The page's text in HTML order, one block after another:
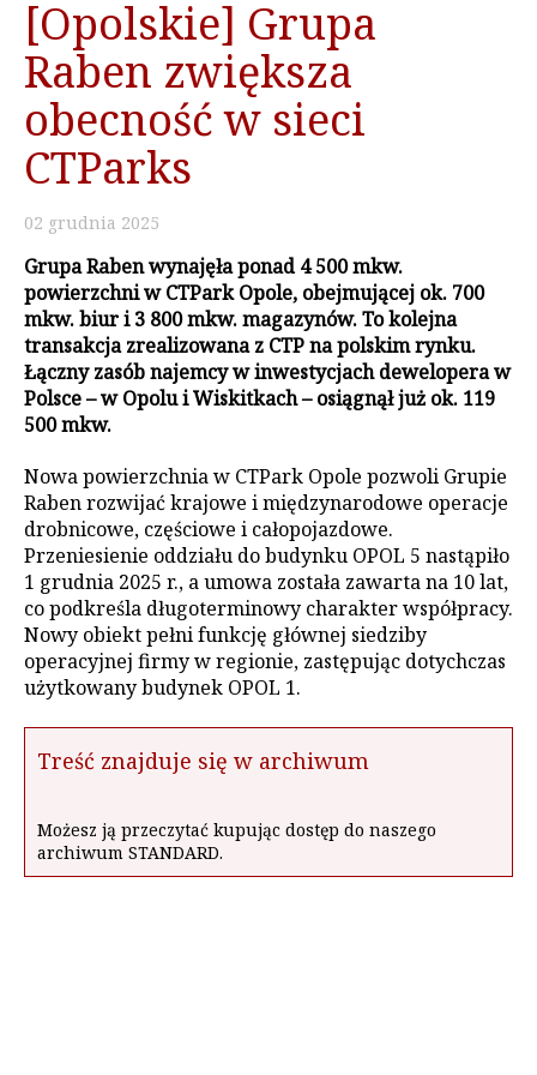
[Opolskie] Grupa
Raben zwiększa
obecność w sieci
CTParks
02 grudnia 2025
Grupa Raben wynajęła ponad 4 500 mkw.
powierzchni w CTPark Opole, obejmującej ok. 700
mkw. biur i 3 800 mkw. magazynów. To kolejna
transakcja zrealizowana z CTP na polskim rynku.
Łączny zasób najemcy w inwestycjach dewelopera w
Polsce – w Opolu i Wiskitkach – osiągnął już ok. 119
500 mkw.
Nowa powierzchnia w CTPark Opole pozwoli Grupie
Raben rozwijać krajowe i międzynarodowe operacje
drobnicowe, częściowe i całopojazdowe.
Przeniesienie oddziału do budynku OPOL 5 nastąpiło
1 grudnia 2025 r., a umowa została zawarta na 10 lat,
co podkreśla długoterminowy charakter współpracy.
Nowy obiekt pełni funkcję głównej siedziby
operacyjnej firmy w regionie, zastępując dotychczas
użytkowany budynek OPOL 1.
Treść znajduje się w archiwum
Możesz ją przeczytać kupując dostęp do naszego
archiwum STANDARD.